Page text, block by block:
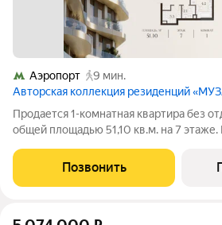
Аэропорт
9 мин.
Авторская коллекция резиденций
Продается 1-комнатная квартира без
общей площадью 51,10 кв.м. на 7
террасами. Высота потолков от 3,5 до 4,65 м. Эксклюзивные
Позвонить